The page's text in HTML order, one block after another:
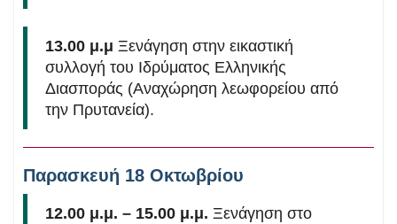
13.00 μ.μ Ξενάγηση στην εικαστική
συλλογή του Ιδρύματος Ελληνικής
Διασποράς (Αναχώρηση λεωφορείου από
την Πρυτανεία).
Παρασκευή 18 Οκτωβρίου
12.00 μ.μ. – 15.00 μ.μ. Ξενάγηση στο